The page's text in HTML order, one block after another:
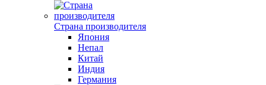
Страна производителя
Япония
Непал
Китай
Индия
Германия